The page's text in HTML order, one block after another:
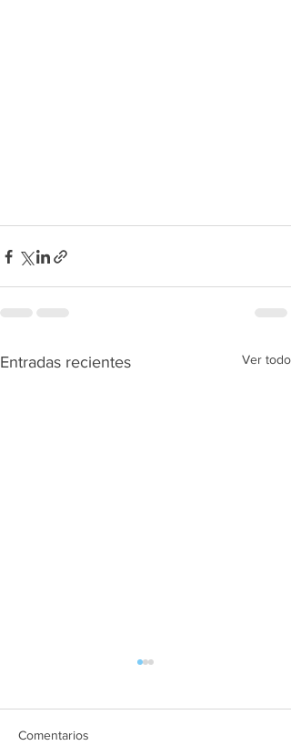
Entradas recientes Ver todo
Comentarios